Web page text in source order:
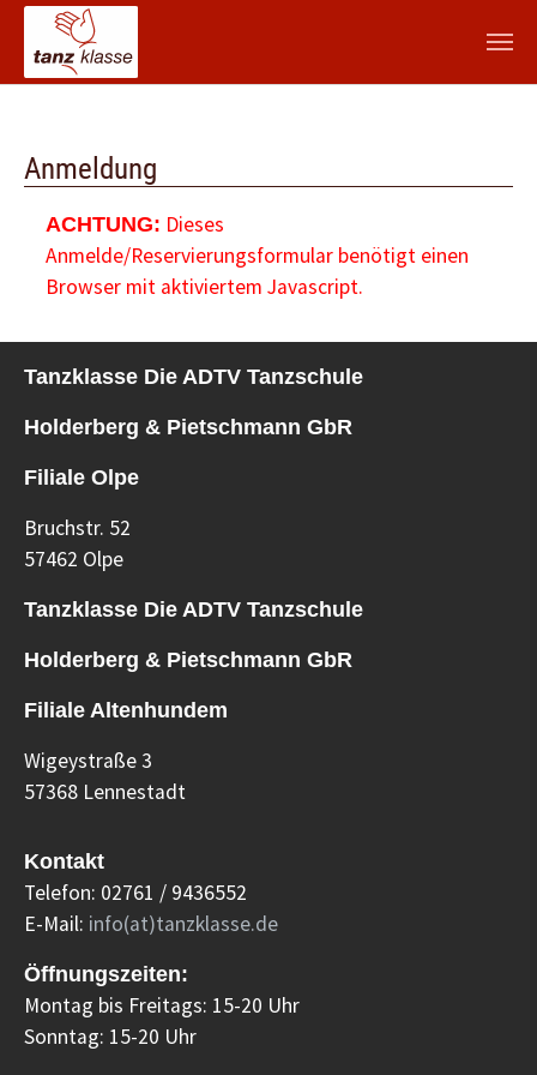
Anmeldung
ACHTUNG: Dieses
Anmelde/Reservierungsformular benötigt einen
Browser mit aktiviertem Javascript.
Tanzklasse Die ADTV Tanzschule
Holderberg & Pietschmann GbR
Filiale Olpe
Bruchstr. 52
57462 Olpe
Tanzklasse Die ADTV Tanzschule
Holderberg & Pietschmann GbR
Filiale Altenhundem
Wigeystraße 3
57368 Lennestadt
Kontakt
Telefon: 02761 / 9436552
E-Mail: info(at)tanzklasse.de
Öffnungszeiten:
Montag bis Freitags: 15-20 Uhr
Sonntag: 15-20 Uhr